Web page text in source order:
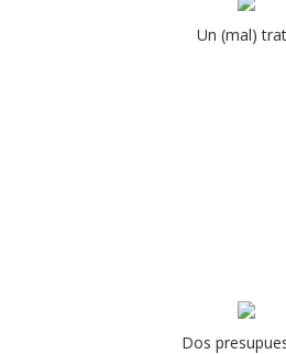
Un (mal)
Dos